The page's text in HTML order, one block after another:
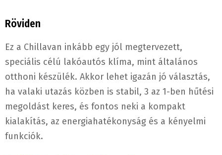
Röviden
Ez a Chillavan inkább egy jól megtervezett,
speciális célú lakóautós klíma, mint általános
otthoni készülék. Akkor lehet igazán jó választás,
ha valaki utazás közben is stabil, 3 az 1-ben hűtési
megoldást keres, és fontos neki a kompakt
kialakítás, az energiahatékonyság és a kényelmi
funkciók.